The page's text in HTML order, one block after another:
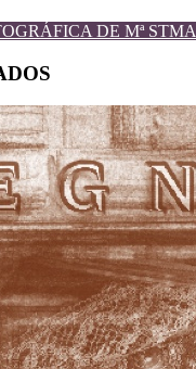
DE Mª